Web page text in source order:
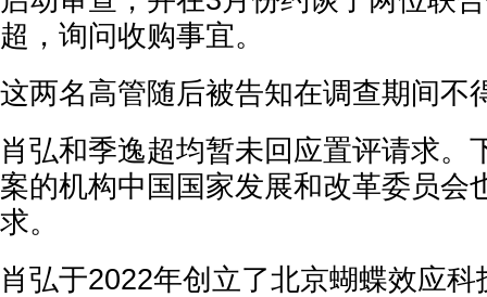
超，询问收购事宜。
这两名高管随后被告知在调查期间不
肖弘和季逸超均暂未回应置评请求。
案的机构中国国家发展和改革委员会
求。
肖弘于2022年创立了北京蝴蝶效应